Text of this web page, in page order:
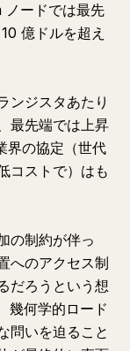
ノードでは最先
億ドルを超え
ンジスタあたり
最先端では上昇
界の協定（世代
コストで）はも
の制約が伴っ
へのアクセス制
だろうという想
幾何学的ロード
問いを迫ること